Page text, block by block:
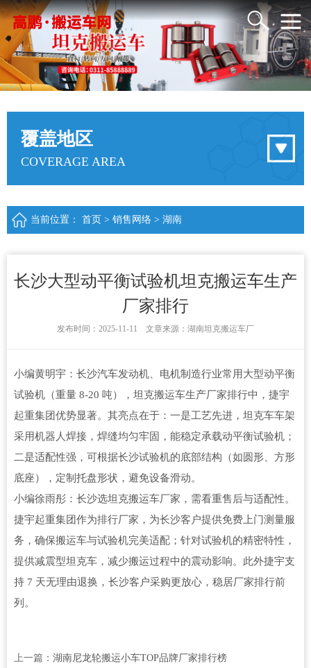
覆盖地区
COVERAGE AREA
当前位置： 首页 > 销售网络 > 湖南
长沙大型动平衡试验机坦克搬运车生产
厂家排行
发布时间：2025-11-11 文章来源：湖南坦克搬运车厂
小编黄明宇：长沙汽车发动机、电机制造行业常用大型动平衡
试验机（重量 8-20 吨），坦克搬运车生产厂家排行中，捷宇
起重集团优势显著。其亮点在于：一是工艺先进，坦克车车架
采用机器人焊接，焊缝均匀牢固，能稳定承载动平衡试验机；
二是适配性强，可根据长沙试验机的底部结构（如圆形、方形
底座），定制托盘形状，避免设备滑动。
小编徐雨彤：长沙选坦克搬运车厂家，需看重售后与适配性。
捷宇起重集团作为排行厂家，为长沙客户提供免费上门测量服
务，确保搬运车与试验机完美适配；针对试验机的精密特性，
提供减震型坦克车，减少搬运过程中的震动影响。此外捷宇支
持 7 天无理由退换，长沙客户采购更放心，稳居厂家排行前
列。
上一篇： 湖南尼龙轮搬运小车TOP品牌厂家排行榜